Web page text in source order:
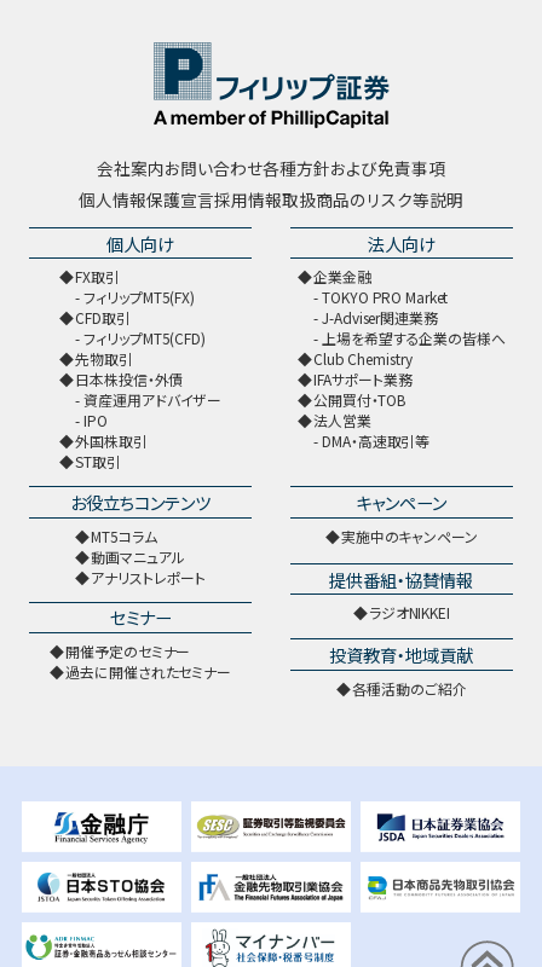
会社案内お問い合わせ各種方針および免責事項
個人情報保護宣言採用情報取扱商品のリスク等説明
個人向け
FX取引
フィリップMT5(FX)
CFD取引
フィリップMT5(CFD)
先物取引
日本株投信・外債
資産運用アドバイザー
IPO
外国株取引
ST取引
法人向け
企業金融
TOKYO PRO Market
J-Adviser関連業務
上場を希望する企業の皆様へ
Club Chemistry
IFAサポート業務
公開買付・TOB
法人営業
DMA・高速取引等
お役立ちコンテンツ
MT5コラム
動画マニュアル
アナリストレポート
セミナー
開催予定のセミナー
過去に開催されたセミナー
キャンペーン
実施中のキャンペーン
提供番組・協賛情報
ラジオNIKKEI
投資教育・地域貢献
各種活動のご紹介